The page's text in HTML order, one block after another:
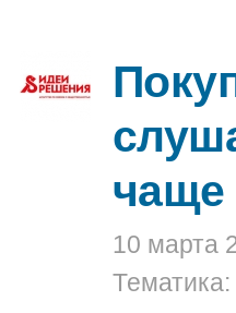
чаще
10 марта
Тематика: